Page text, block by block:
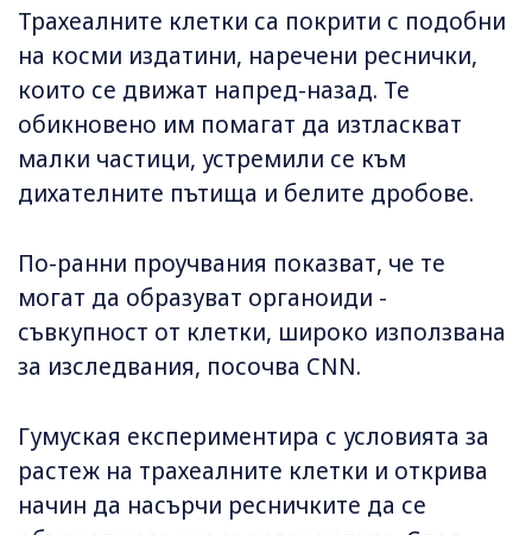
Трахеалните клетки са покрити с подобни
на косми издатини, наречени реснички,
които се движат напред-назад. Те
обикновено им помагат да изтласкват
малки частици, устремили се към
дихателните пътища и белите дробове.
По-ранни проучвания показват, че те
могат да образуват органоиди -
съвкупност от клетки, широко използвана
за изследвания, посочва CNN.
Гумуская експериментира с условията за
растеж на трахеалните клетки и открива
начин да насърчи ресничките да се